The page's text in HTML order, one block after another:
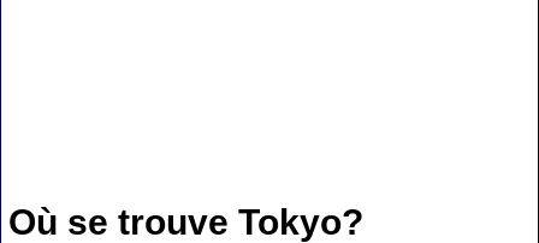
Où se trouve Tokyo?